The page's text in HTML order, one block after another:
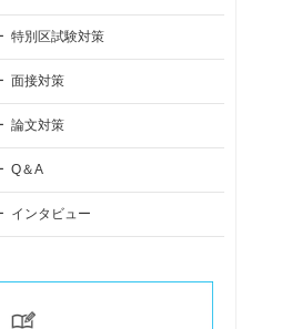
特別区試験対策
面接対策
論文対策
Q＆A
インタビュー